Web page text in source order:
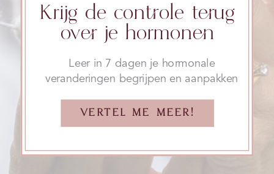
Krijg de controle terug
over je hormonen
VERTEL ME MEER!
Leer in 7 dagen je hormonale
veranderingen begrijpen en aanpakken